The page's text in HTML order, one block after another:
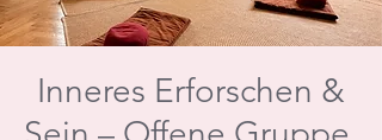
Inneres Erforschen &